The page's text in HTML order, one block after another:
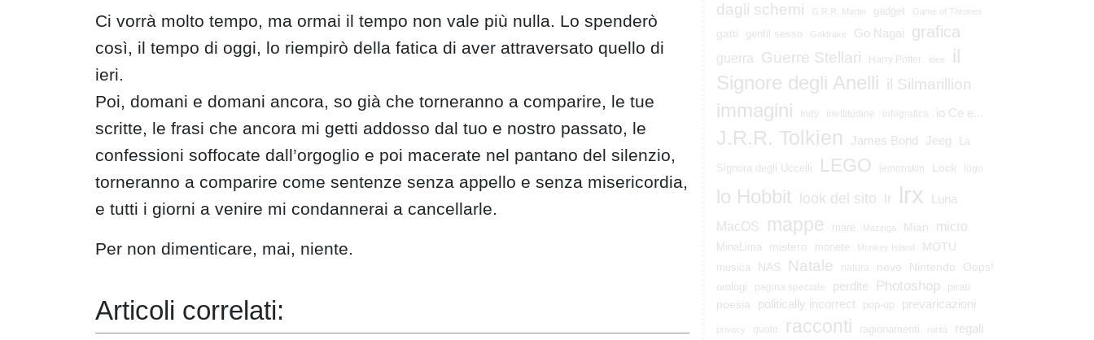
Ci vorrà molto tempo, ma ormai il tempo non vale più nulla. Lo spenderò
così, il tempo di oggi, lo riempirò della fatica di aver attraversato quello di
ieri.
Poi, domani e domani ancora, so già che torneranno a comparire, le tue
scritte, le frasi che ancora mi getti addosso dal tuo e nostro passato, le
confessioni soffocate dall’orgoglio e poi macerate nel pantano del silenzio,
torneranno a comparire come sentenze senza appello e senza misericordia,
e tutti i giorni a venire mi condannerai a cancellarle.
Per non dimenticare, mai, niente.
Articoli correlati:
dagli schemi
G.R.R. Martin gadget Game of Thrones
gatti gentil sesso Goldrake Go Nagai grafica
guerra Guerre Stellari Harry Potter idee
il
Signore degli Anelli
il Silmarillion
immagini Indy inettitudine infografica io Ce e...
J.R.R. Tolkien James Bond Jeeg La
Signora degli Uccelli LEGO lemonskin Lock logo
lo Hobbit look del sito lr lrx Luna
MacOS mappe mare Mazinga Mian micro
MinaLima mistero monete Monkey Island MOTU
musica NAS Natale natura neve Nintendo Oops!
orologi pagina speciale perdite Photoshop pirati
poesia politically incorrect pop-up prevaricazioni
privacy quote racconti ragionamenti rarità regali